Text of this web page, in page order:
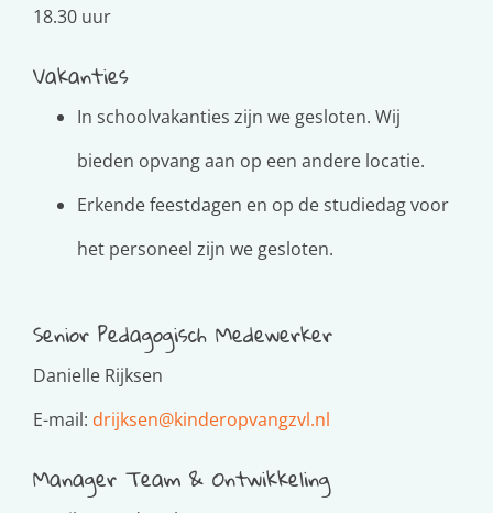
18.30 uur
Vakanties
In schoolvakanties zijn we gesloten. Wij
bieden opvang aan op een andere locatie.
Erkende feestdagen en op de studiedag voor
het personeel zijn we gesloten.
Senior Pedagogisch Medewerker
Danielle Rijksen
E-mail: drijksen@kinderopvangzvl.nl
Manager Team & Ontwikkeling